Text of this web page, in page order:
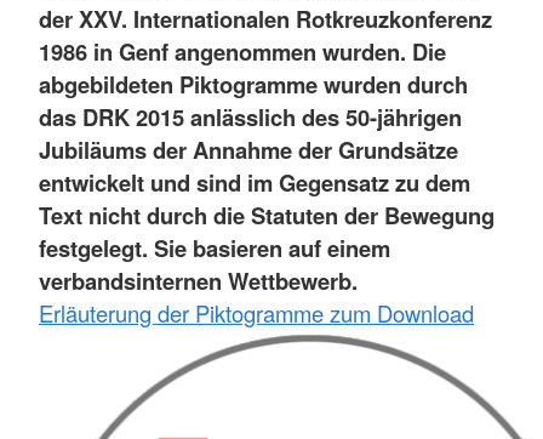
der XXV. Internationalen Rotkreuzkonferenz
1986 in Genf angenommen wurden. Die
abgebildeten Piktogramme wurden durch
das DRK 2015 anlässlich des 50-jährigen
Jubiläums der Annahme der Grundsätze
entwickelt und sind im Gegensatz zu dem
Text nicht durch die Statuten der Bewegung
festgelegt. Sie basieren auf einem
verbandsinternen Wettbewerb.
Erläuterung der Piktogramme zum Download